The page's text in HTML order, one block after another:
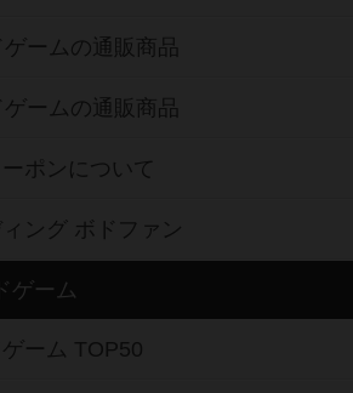
ームの通販商品
ームの通販商品
ポンについて
ング ボドファン
ゲーム
ーム TOP50